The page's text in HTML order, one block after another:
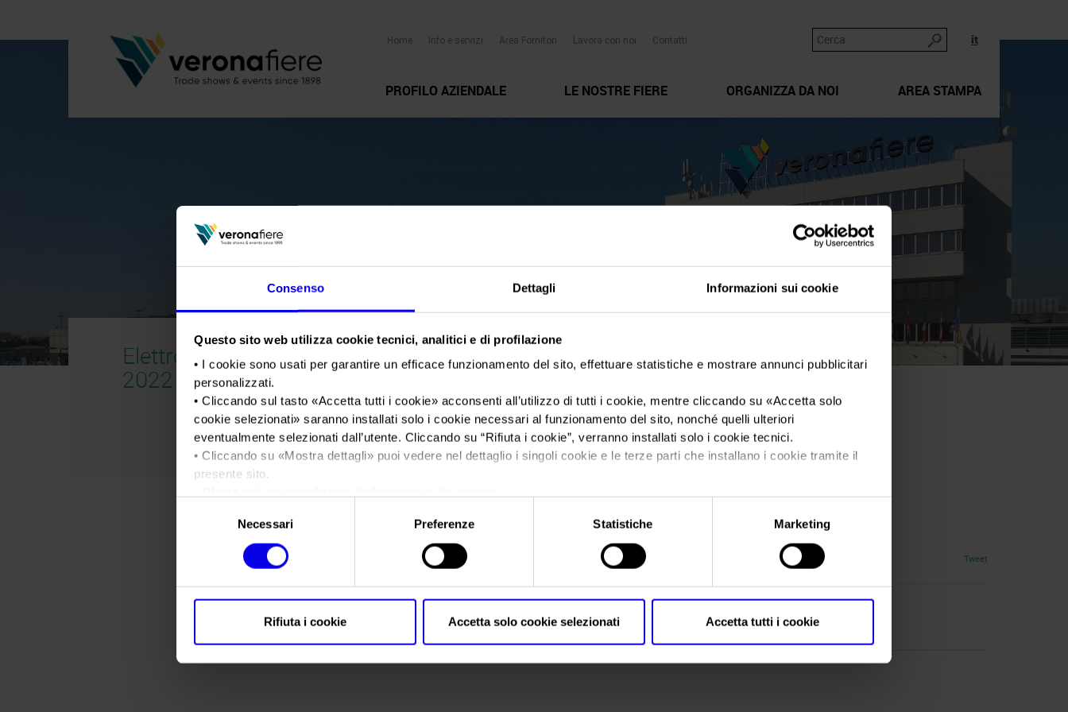
Consenso Dettagli Informazioni sui cookie
Questo sito web utilizza cookie tecnici, analitici e di profilazione
• I cookie sono usati per garantire un efficace funzionamento del sito, effettuare statistiche e mostrare annunci pubblicitari
personalizzati.
• Cliccando sul tasto «Accetta tutti i cookie» acconsenti all’utilizzo di tutti i cookie, mentre cliccando su «Accetta solo
cookie selezionati» saranno installati solo i cookie necessari al funzionamento del sito, nonché quelli ulteriori
eventualmente selezionati dall’utente. Cliccando su “Rifiuta i cookie”, verranno installati solo i cookie tecnici.
• Cliccando su «Mostra dettagli» puoi vedere nel dettaglio i singoli cookie e le terze parti che installano i cookie tramite il
presente sito.
Necessari Preferenze Statistiche Marketing
Rifiuta i cookie Accetta solo cookie selezionati Accetta tutti i cookie
it
Home Info e servizi Area Fornitori Lavora con noi Contatti
PROFILO AZIENDALE LE NOSTRE FIERE ORGANIZZA DA NOI AREA STAMPA
Elettroexpo
2022
Sei in:Manifestazione >Elettroexpo 2022
Tweet